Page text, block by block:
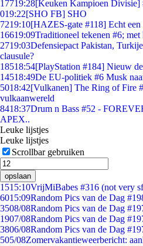
17719:28[Keuken Kampioen Divisie]
019:22[SHO FB] SHO
7219:10[HAZES-gate #118] Echt
16619:09Traditioneel tekenen #6; met
2719:03Defensiepact Pakistan,
clausule?
18518:54[PlayStation #184] Nieuw
14518:49De EU-politiek #6 Musk
5018:42[Vulkanen] The Ring of Fire
vulkaanwereld
8418:37Drum n Bass #52 -
APEX..
Leuke lijstjes
Leuke lijstjes
Scrollbar gebruiken
opslaan
1515:10VrijMiBabes #316 (not very
6015:09Random Pics van de Dag
3508/08Random Pics van de Dag
1907/08Random Pics van de Dag
3806/08Random Pics van de Dag
505/08Zomervakantieweerbericht: